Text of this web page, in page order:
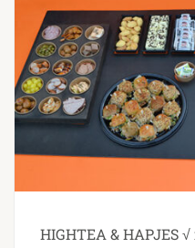
HIGHTEA & HAPJES